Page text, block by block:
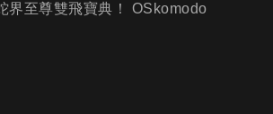
界至尊雙飛寶典！ OSkomodo